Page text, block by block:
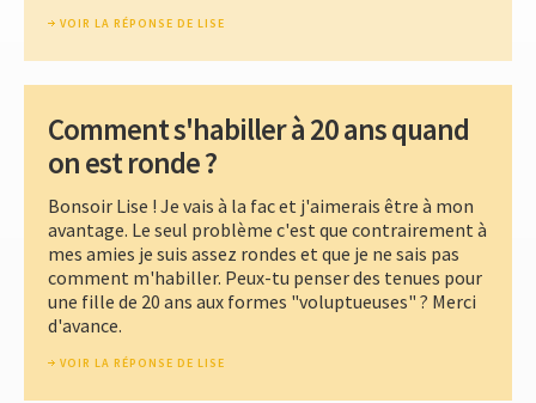
VOIR LA RÉPONSE DE LISE
Comment s'habiller à 20 ans quand
on est ronde ?
Bonsoir Lise ! Je vais à la fac et j'aimerais être à mon
avantage. Le seul problème c'est que contrairement à
mes amies je suis assez rondes et que je ne sais pas
comment m'habiller. Peux-tu penser des tenues pour
une fille de 20 ans aux formes "voluptueuses" ? Merci
d'avance.
VOIR LA RÉPONSE DE LISE